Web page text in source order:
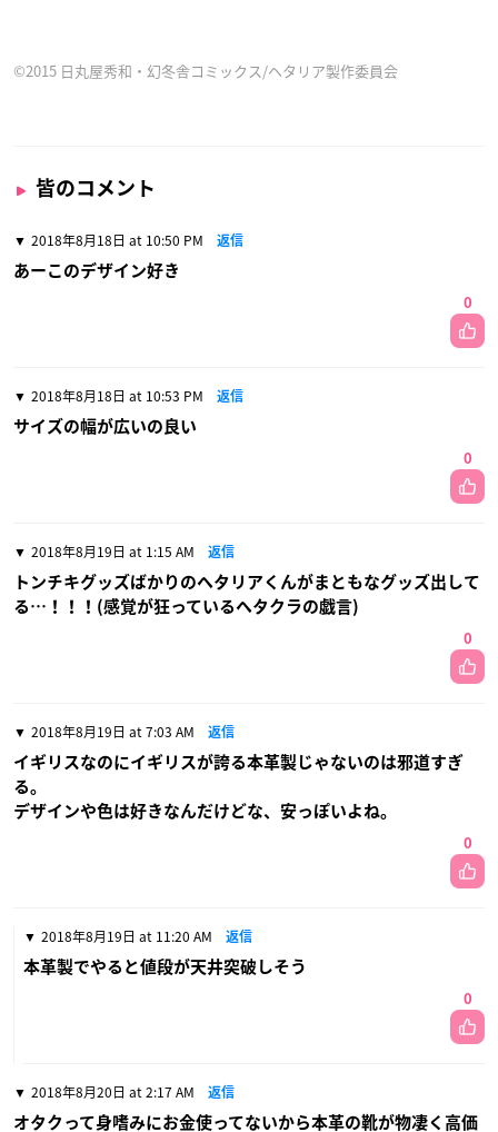
©2015 日丸屋秀和・幻冬舎コミックス/ヘタリア製作委員会
皆のコメント
2018年8月18日 at 10:50 PM 返信
あーこのデザイン好き
0
2018年8月18日 at 10:53 PM 返信
サイズの幅が広いの良い
0
2018年8月19日 at 1:15 AM 返信
トンチキグッズばかりのヘタリアくんがまともなグッズ出して
る…！！！(感覚が狂っているヘタクラの戯言)
0
2018年8月19日 at 7:03 AM 返信
イギリスなのにイギリスが誇る本革製じゃないのは邪道すぎ
る。
デザインや色は好きなんだけどな、安っぽいよね。
0
2018年8月19日 at 11:20 AM 返信
本革製でやると値段が天井突破しそう
0
2018年8月20日 at 2:17 AM 返信
オタクって身嗜みにお金使ってないから本革の靴が物凄く高価